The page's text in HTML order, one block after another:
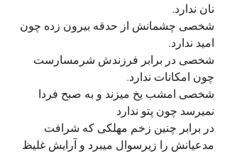
نان ندارد.
شخصی چشمانش از حدقه بیرون زده چون
امید ندارد.
شخصی در برابر فرزندش شرمسارست
چون امکانات ندارد.
شخصی امشب یخ میزند و به صبح فردا
نمیرسد چون پتو ندارد
در برابر چنین زخم مهلکی که شرافت
مدعیانش را زیرسوال میبرد و آرایش غلیظ